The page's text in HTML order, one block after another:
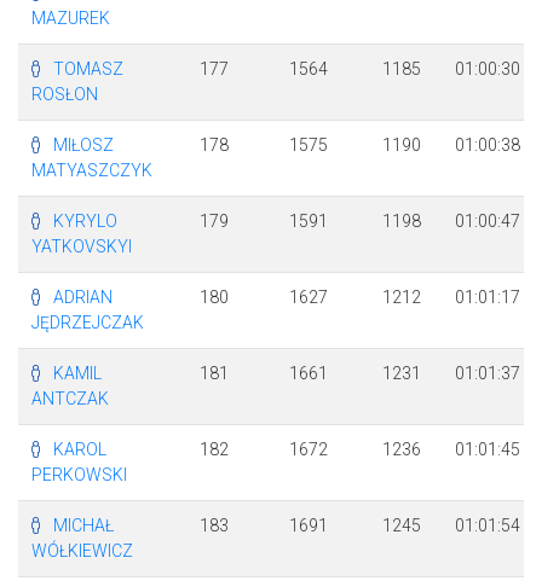
MAZUREK
TOMASZ
ROSŁON
177 1564 1185 01:00:30
MIŁOSZ
MATYASZCZYK
178 1575 1190 01:00:38
KYRYLO
YATKOVSKYI
179 1591 1198 01:00:47
ADRIAN
JĘDRZEJCZAK
180 1627 1212 01:01:17
KAMIL
ANTCZAK
181 1661 1231 01:01:37
KAROL
PERKOWSKI
182 1672 1236 01:01:45
MICHAŁ
WÓŁKIEWICZ
183 1691 1245 01:01:54